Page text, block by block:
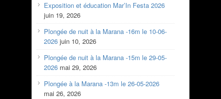
Exposition et éducation Mar’In Festa 2026
juin 19, 2026
Plongée de nuit à la Marana -16m le 10-06-
2026 juin 10, 2026
Plongée de nuit à la Marana -15m le 29-05-
2026 mai 29, 2026
Plongée à la Marana -13m le 26-05-2026
mai 26, 2026